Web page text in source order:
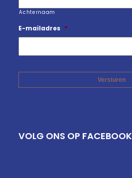
Achternaam
E-mailadres *
VOLG ONS OP FACEBOOK